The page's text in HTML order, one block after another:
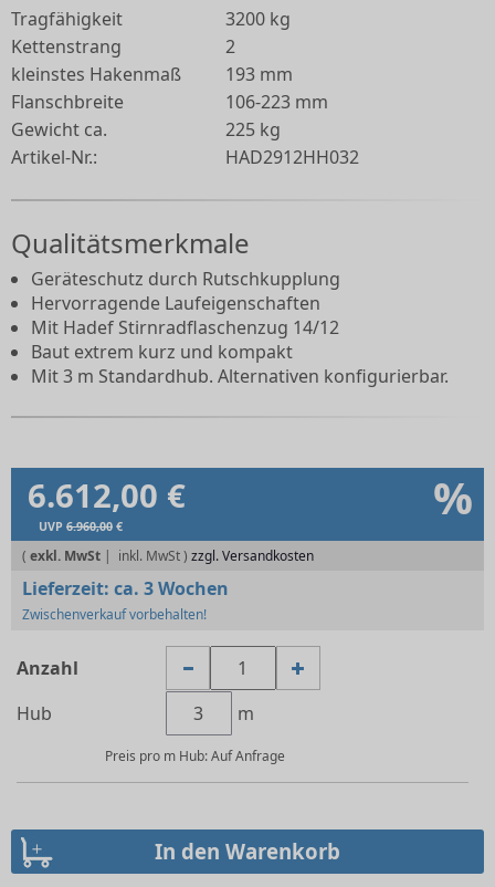
Tragfähigkeit
3200 kg
Kettenstrang
2
kleinstes Hakenmaß
193 mm
Flanschbreite
106-223 mm
Gewicht ca.
225 kg
Artikel-Nr.:
HAD2912HH032
Qualitätsmerkmale
Geräteschutz durch Rutschkupplung
Hervorragende Laufeigenschaften
Mit Hadef Stirnradflaschenzug 14/12
Baut extrem kurz und kompakt
Mit 3 m Standardhub. Alternativen konfigurierbar.
6.612,00 € %
UVP 6.960,00 €
( exkl. MwSt | zzgl. Versandkosten
Lieferzeit: ca. 3 Wochen
Zwischenverkauf vorbehalten!
Anzahl
Hub
m
Preis pro m Hub: Auf Anfrage